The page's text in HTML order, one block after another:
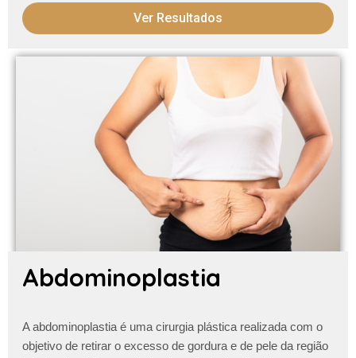
Ver Resultados
Abdominoplastia
A abdominoplastia é uma cirurgia plástica realizada com o
objetivo de retirar o excesso de gordura e de pele da região